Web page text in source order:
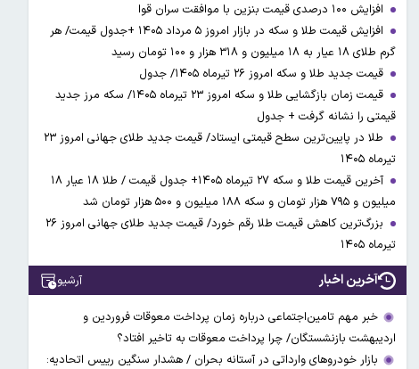
افزایش ۱۰۰ درصدی قیمت بنزین با موافقت سران قوا
افزایش قیمت طلا و سکه در بازار امروز ۵ مرداد ۱۴۰۵ +جدول قیمت/ هر
گرم طلای ۱۸ عیار به ۱۸ میلیون و ۳۱۸ هزار و ۱۰۰ تومان رسید
قیمت جدید طلا و سکه امروز ۲۶ تیرماه ۱۴۰۵/ جدول
قیمت زمان بازگشایی طلا و سکه امروز ۲۳ تیرماه ۱۴۰۵/ سکه مرز جدید
قیمتی را نشانه گرفت + جدول
طلا در پایین‌ترین سطح قیمتی ایستاد/ قیمت جدید طلای جهانی امروز ۲۳
تیرماه ۱۴۰۵
آخرین قیمت طلا و سکه ۲۷ تیرماه ۱۴۰۵+ جدول قیمت / طلا ۱۸ عیار ۱۸
میلیون و ۷۹۵ هزار تومان و سکه ۱۸۸ میلیون و ۵۰۰ هزار تومان شد
بزرگ‌ترین کاهش قیمت طلا رقم خورد/ قیمت جدید طلای جهانی امروز ۲۶
تیرماه ۱۴۰۵
آخرین اخبار آرشیو
خبر مهم تامین‌اجتماعی درباره زمان پرداخت معوقات فروردین و
اردیبهشت بازنشستگان/ چرا پرداخت معوقات به تاخیر افتاد؟
بازار خودروهای وارداتی در آستانه بحران / هشدار سنگین رییس اتحادیه: